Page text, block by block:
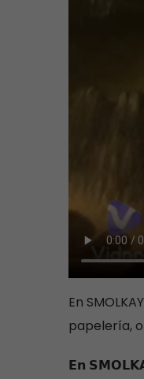
En
papelería,
𝗘𝗻